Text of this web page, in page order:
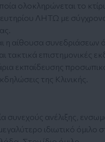
ολοκληρώνεται το
ΛΗΤΩ με
η αίθουσα συνεδριάσεων
τακτικά επιστημονικές
εκπαίδευσης
της Κλινικής.
συνεχούς ανέλιξης,
ιδιωτικό όμιλο